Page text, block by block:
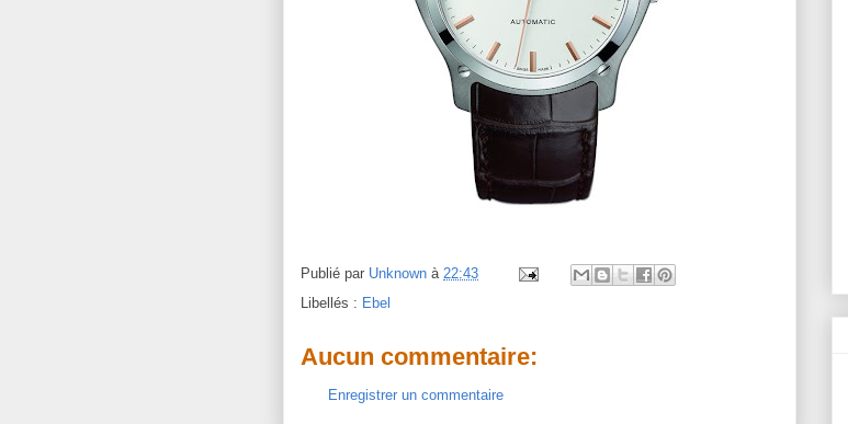
Publié par Unknown à 22:43
Libellés : Ebel
Aucun commentaire:
Enregistrer un commentaire